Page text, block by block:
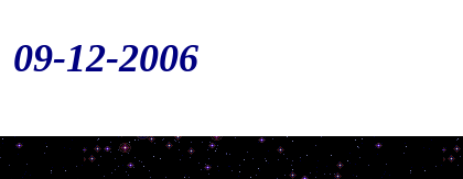
09-12-2006